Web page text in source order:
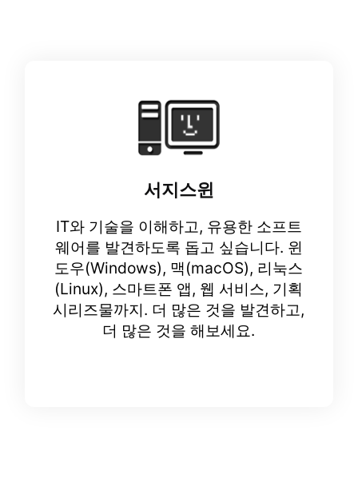
서지스윈
IT와 기술을 이해하고, 유용한 소프트
웨어를 발견하도록 돕고 싶습니다. 윈
도우(Windows), 맥(macOS), 리눅스
(Linux), 스마트폰 앱, 웹 서비스, 기획
시리즈물까지. 더 많은 것을 발견하고,
더 많은 것을 해보세요.